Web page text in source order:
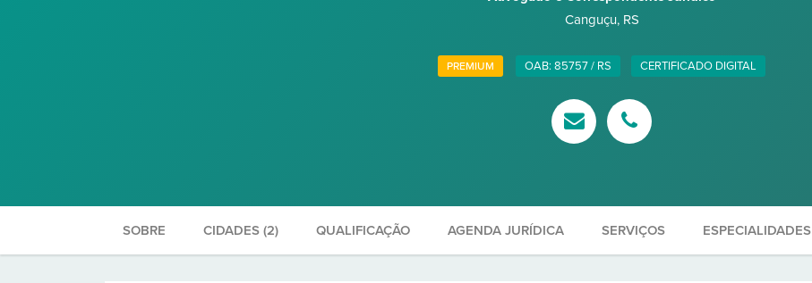
Canguçu, RS
PREMIUM OAB: 85757 / RS CERTIFICADO DIGITAL
SOBRE CIDADES (2) QUALIFICAÇÃO AGENDA JURÍDICA SERVIÇOS ESPECIALIDADES